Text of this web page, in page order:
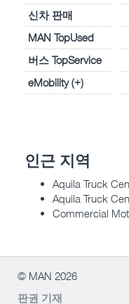
신차 판매
MAN TopUsed
버스 TopService
eMobility (+)
인근 지역
Aquila Truck
Aquila Truck
Commercial
© MAN 2026
판권 기재